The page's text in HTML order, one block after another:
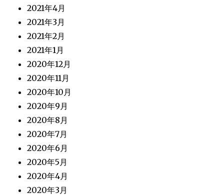
2021年4月
2021年3月
2021年2月
2021年1月
2020年12月
2020年11月
2020年10月
2020年9月
2020年8月
2020年7月
2020年6月
2020年5月
2020年4月
2020年3月